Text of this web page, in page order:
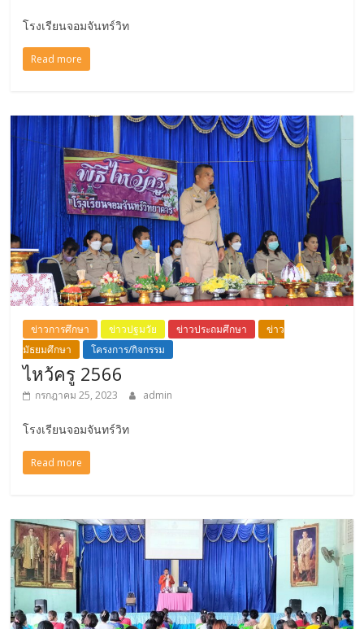
โรงเรียนจอมจันทร์วิท
Read more
ข่าวการศึกษา ข่าวปฐมวัย ข่าวประถมศึกษา
ข่าว
มัธยมศึกษา
โครงการ/กิจกรรม
ไหว้ครู 2566
กรกฎาคม 25, 2023 admin
โรงเรียนจอมจันทร์วิท
Read more